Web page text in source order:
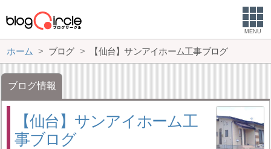
MENU
ホーム ブログ 【仙台】サンアイホーム工事ブログ
ブログ情報
【仙台】サンアイホーム工
事ブログ